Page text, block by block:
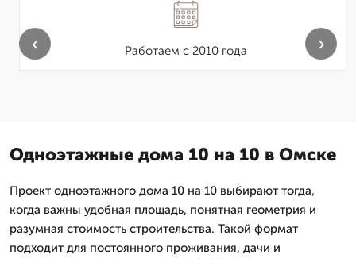
Работаем с 2010 года
‹ ›
Одноэтажные дома 10 на 10 в Омске
Проект одноэтажного дома 10 на 10 выбирают тогда,
когда важны удобная площадь, понятная геометрия и
разумная стоимость строительства. Такой формат
подходит для постоянного проживания, дачи и